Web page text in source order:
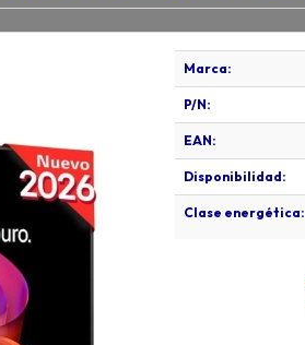
Marca:
P/N:
EAN:
Disponibilidad:
Clase energética: